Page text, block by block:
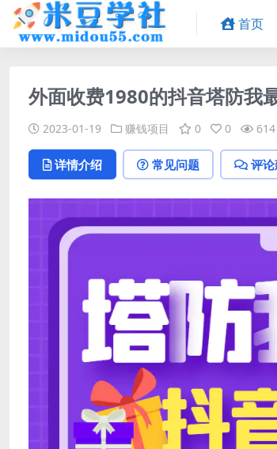
首页
外面收费1980的抖音塔防我
2023-01-19 赚钱项目 0 0 614
详情介绍 常见问题 评